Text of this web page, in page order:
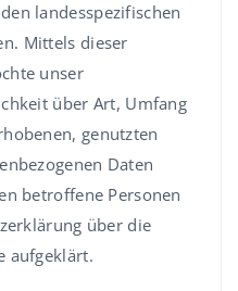
landesspezifischen
Mittels dieser
unser
über Art, Umfang
genutzten
Daten
betroffene Personen
über die
aufgeklärt.